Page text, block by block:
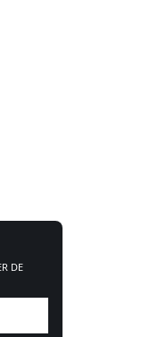
DE